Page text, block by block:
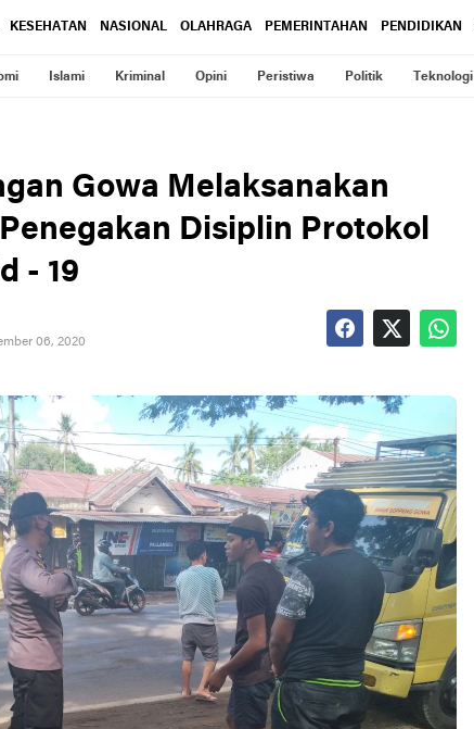
KESEHATAN NASIONAL OLAHRAGA PEMERINTAHAN PENDIDIKAN
Islami Kriminal Opini Peristiwa Politik Teknologi
Gowa Melaksanakan
Disiplin Protokol
- 19
06, 2020